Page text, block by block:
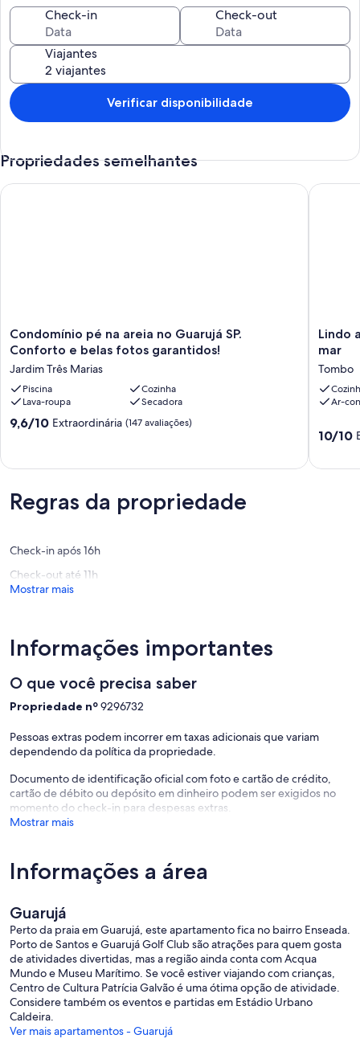
Check-in Check-out
Viajantes
Verificar disponibilidade
Propriedades semelhantes
Condomínio
pé
areia
no
Guarujá
SP.
Conforto
garantidos!
Jardim
Condomínio pé na areia no Guarujá SP.
Conforto e belas fotos garantidos!
Jardim Três Marias
Piscina
Cozinha
Lava-roupa
Secadora
9.6
avaliações)
9,6/10 Extraordinária (147 avaliações)
Condomínio pé na areia no Guarujá SP. Conforto e belas
Lindo
ap.
-
Praia
do
150m
Lindo
mar
Tombo
Ar-
10.0
10/10
Lindo
Regras da propriedade
Check-in após 16h
Check-out até 11h
Mostrar mais
Informações importantes
O que você precisa saber
Propriedade nº9296732
Pessoas extras podem incorrer em taxas adicionais que variam
dependendo da política da propriedade.
Documento de identificação oficial com foto e cartão de crédito,
cartão de débito ou depósito em dinheiro podem ser exigidos no
momento do check-in para despesas extras.
Mostrar mais
Informações a área
Guarujá
Perto da praia em Guarujá, este apartamento fica no bairro Enseada.
Porto de Santos e Guarujá Golf Club são atrações para quem gosta
de atividades divertidas, mas a região ainda conta com Acqua
Mundo e Museu Marítimo. Se você estiver viajando com crianças,
Centro de Cultura Patrícia Galvão é uma ótima opção de atividade.
Considere também os eventos e partidas em Estádio Urbano
Caldeira.
Ver mais apartamentos - Guarujá